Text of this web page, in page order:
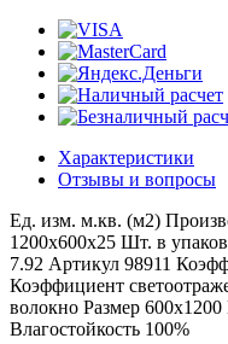
Характеристики
Отзывы и вопросы
Ед. изм. м.кв. (м2)
1200x600x25 Шт. в
7.92 Артикул 98911
Коэффициент
волокно Размер 600x1200
Влагостойкость 100%